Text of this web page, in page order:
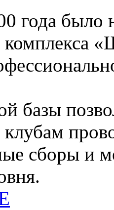
года было
комплекса
базы
сборы и